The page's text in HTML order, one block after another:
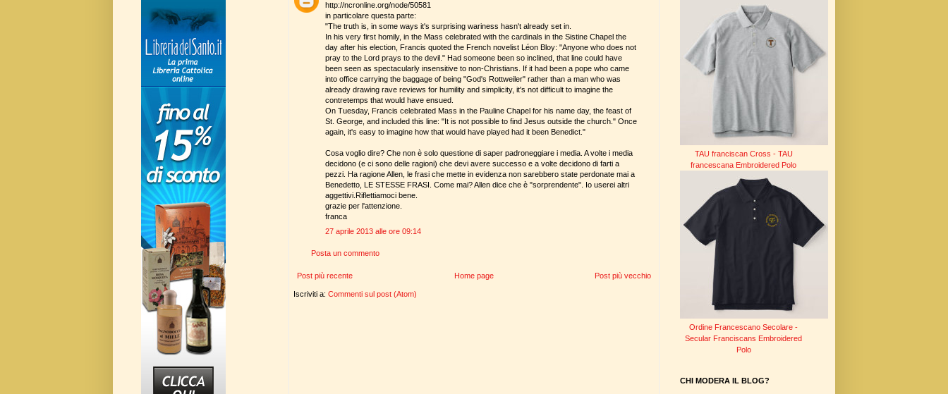
http://ncronline.org/node/50581
in particolare questa parte:
"The truth is, in some ways it's surprising wariness hasn't already set in.
In his very first homily, in the Mass celebrated with the cardinals in the Sistine Chapel the
day after his election, Francis quoted the French novelist Léon Bloy: "Anyone who does not
pray to the Lord prays to the devil." Had someone been so inclined, that line could have
been seen as spectacularly insensitive to non-Christians. If it had been a pope who came
into office carrying the baggage of being "God's Rottweiler" rather than a man who was
already drawing rave reviews for humility and simplicity, it's not difficult to imagine the
contretemps that would have ensued.
On Tuesday, Francis celebrated Mass in the Pauline Chapel for his name day, the feast of
St. George, and included this line: "It is not possible to find Jesus outside the church." Once
again, it's easy to imagine how that would have played had it been Benedict."
Cosa voglio dire? Che non è solo questione di saper padroneggiare i media. A volte i media
decidono (e ci sono delle ragioni) che devi avere successo e a volte decidono di farti a
pezzi. Ha ragione Allen, le frasi che mette in evidenza non sarebbero state perdonate mai a
Benedetto, LE STESSE FRASI. Come mai? Allen dice che è "sorprendente". Io userei altri
aggettivi.Riflettiamoci bene.
grazie per l'attenzione.
franca
27 aprile 2013 alle ore 09:14
Posta un commento
Post più recente Post più vecchio
Home page
Iscriviti a: Commenti sul post (Atom)
TAU franciscan Cross - TAU
francescana Embroidered Polo
Ordine Francescano Secolare -
Secular Franciscans Embroidered
Polo
CHI MODERA IL BLOG?